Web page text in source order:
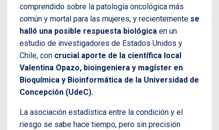
comprendido sobre la patología oncológica más
común y mortal para las mujeres, y recientemente se
halló una posible respuesta biológica en un
estudio de investigadores de Estados Unidos y
Chile, con crucial aporte de la científica local
Valentina Opazo, bioingeniera y magíster en
Bioquímica y Bioinformática de la Universidad de
Concepción (UdeC).
La asociación estadística entre la condición y el
riesgo se sabe hace tiempo, pero sin precisión